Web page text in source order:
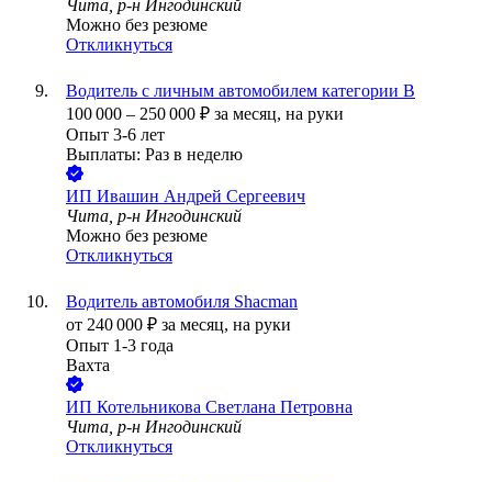
Чита, р-н Ингодинский
Можно без резюме
Откликнуться
Водитель с личным автомобилем категории B
100 000 – 250 000 ₽ за месяц, на руки
Опыт 3-6 лет
Выплаты: Раз в неделю
ИП Ивашин Андрей Сергеевич
Чита, р-н Ингодинский
Можно без резюме
Откликнуться
Водитель автомобиля Shacman
от 240 000 ₽ за месяц, на руки
Опыт 1-3 года
Вахта
ИП Котельникова Светлана Петровна
Чита, р-н Ингодинский
Откликнуться